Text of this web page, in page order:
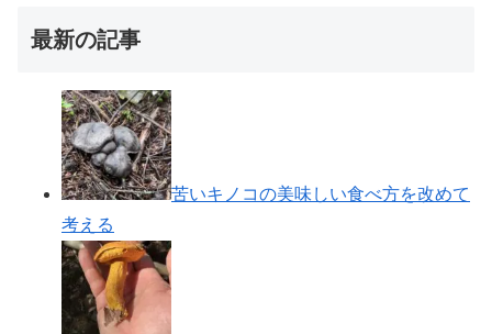
最新の記事
苦いキノコの美味しい食べ方を改めて
考える